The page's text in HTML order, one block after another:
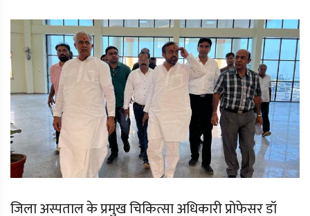
जिला अस्पताल के प्रमुख चिकित्सा अधिकारी प्रोफेसर डॉ